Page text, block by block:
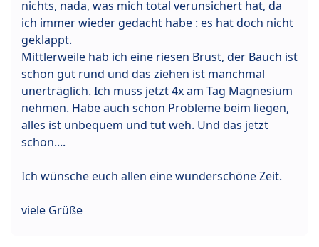
nichts, nada, was mich total verunsichert hat, da
ich immer wieder gedacht habe : es hat doch nicht
geklappt.
Mittlerweile hab ich eine riesen Brust, der Bauch ist
schon gut rund und das ziehen ist manchmal
unerträglich. Ich muss jetzt 4x am Tag Magnesium
nehmen. Habe auch schon Probleme beim liegen,
alles ist unbequem und tut weh. Und das jetzt
schon....
Ich wünsche euch allen eine wunderschöne Zeit.
viele Grüße